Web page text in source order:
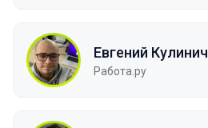
Евгений Кулинич
Работа.ру